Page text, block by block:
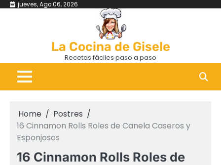
jueves, Ago 06, 2026
La Cocina de Gisele
Recetas fáciles paso a paso
Home
Postres
16 Cinnamon Rolls Roles de Canela Caseros y
Esponjosos
16 Cinnamon Rolls Roles de